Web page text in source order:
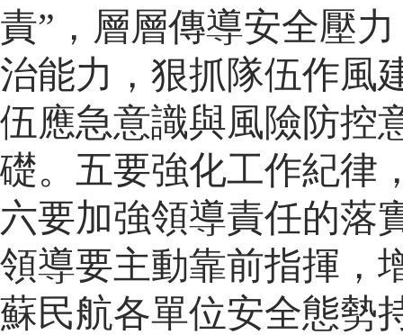
責”，層層傳導安全壓
治能力，狠抓隊伍作風
伍應急意識與風險防控
礎。五要強化工作紀律
六要加強領導責任的落
領導要主動靠前指揮，
蘇民航各單位安全態勢